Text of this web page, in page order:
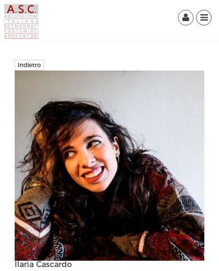
Indietro
Ilaria Cascardo